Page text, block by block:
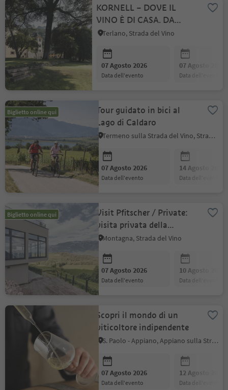
KORNELL – DOVE IL
VINO È DI CASA. DA
SEMPRE.
Terlano, Strada del Vino
07 Agosto 2026
data dell'evento
07 Agosto 2026
data dell'evento
Biglietto online qui
Tour guidato in bici al
Lago di Caldaro
Termeno sulla Strada del Vino, Strada del Vino
07 Agosto 2026
data dell'evento
14 Agosto 2026
data dell'evento
Biglietto online qui
Visit Pfitscher / Private:
visita privata della
cantina con degustazione
Montagna, Strada del Vino
07 Agosto 2026
data dell'evento
10 Agosto 2026
data dell'evento
Scopri il mondo di un
viticoltore indipendente
S. Paolo - Appiano, Appiano sulla Strada del Vino, Strada del Vino
07 Agosto 2026
data dell'evento
12 Agosto 2026
data dell'evento